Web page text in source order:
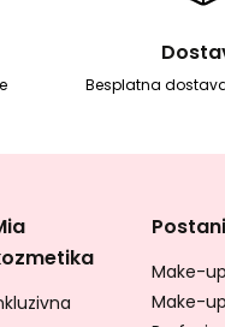
Besplatna
Make-
Make-